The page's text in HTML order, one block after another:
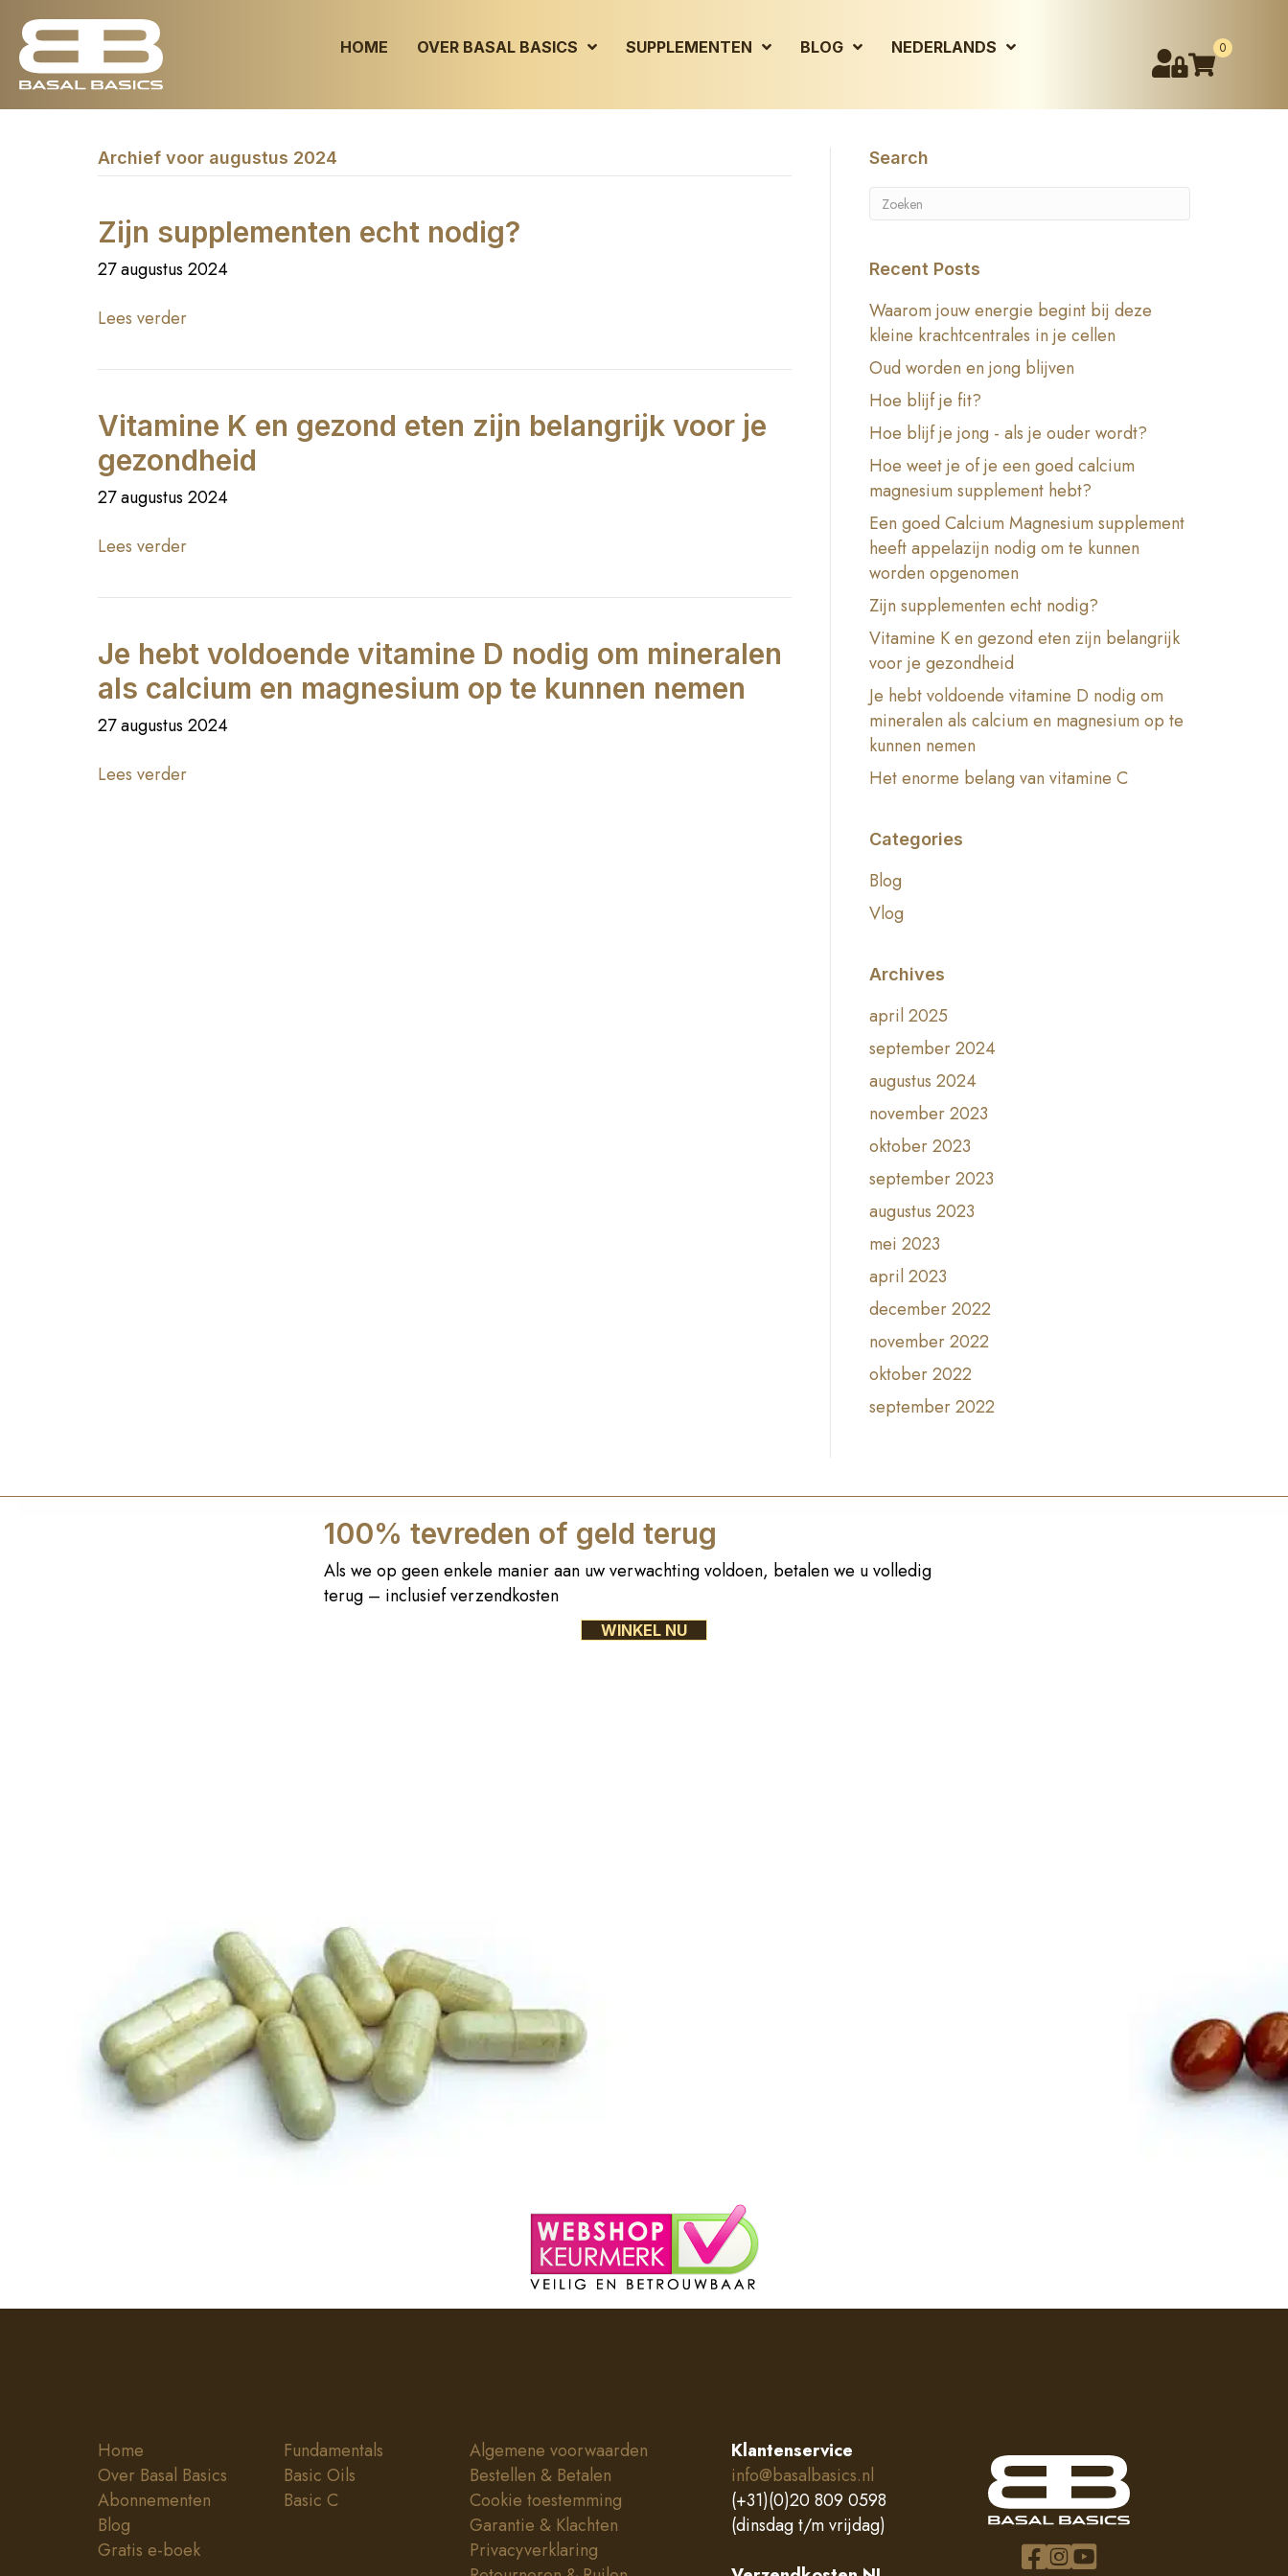
HOME OVER BASAL BASICS SUPPLEMENTEN BLOG NEDERLANDS 0
Archief voor augustus 2024
Zijn supplementen echt nodig?
27 augustus 2024
Lees verder
Vitamine K en gezond eten zijn belangrijk voor je
gezondheid
27 augustus 2024
Lees verder
Je hebt voldoende vitamine D nodig om mineralen
als calcium en magnesium op te kunnen nemen
27 augustus 2024
Lees verder
Search
Recent Posts
Waarom jouw energie begint bij deze
kleine krachtcentrales in je cellen
Oud worden en jong blijven
Hoe blijf je fit?
Hoe blijf je jong - als je ouder wordt?
Hoe weet je of je een goed calcium
magnesium supplement hebt?
Een goed Calcium Magnesium supplement
heeft appelazijn nodig om te kunnen
worden opgenomen
Zijn supplementen echt nodig?
Vitamine K en gezond eten zijn belangrijk
voor je gezondheid
Je hebt voldoende vitamine D nodig om
mineralen als calcium en magnesium op te
kunnen nemen
Het enorme belang van vitamine C
Categories
Blog
Vlog
Archives
april 2025
september 2024
augustus 2024
november 2023
oktober 2023
september 2023
augustus 2023
mei 2023
april 2023
december 2022
november 2022
oktober 2022
september 2022
100% tevreden of geld terug
Als we op geen enkele manier aan uw verwachting voldoen, betalen we u volledig
terug – inclusief verzendkosten
WINKEL NU
Home
Over Basal Basics
Abonnementen
Blog
Gratis e-boek
Fundamentals
Basic Oils
Basic C
Algemene voorwaarden
Bestellen & Betalen
Cookie toestemming
Garantie & Klachten
Privacyverklaring
Klantenservice
info@basalbasics.nl
(+31)(0)20 809 0598
(dinsdag t/m vrijdag)